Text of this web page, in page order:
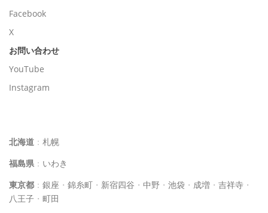
Facebook
X
お問い合わせ
YouTube
Instagram
北海道 ： 札幌
福島県 ： いわき
東京都 ： 銀座 ・ 錦糸町 ・ 新宿四谷 ・ 中野 ・ 池袋 ・ 成増 ・ 吉祥寺 ・
八王子 ・ 町田